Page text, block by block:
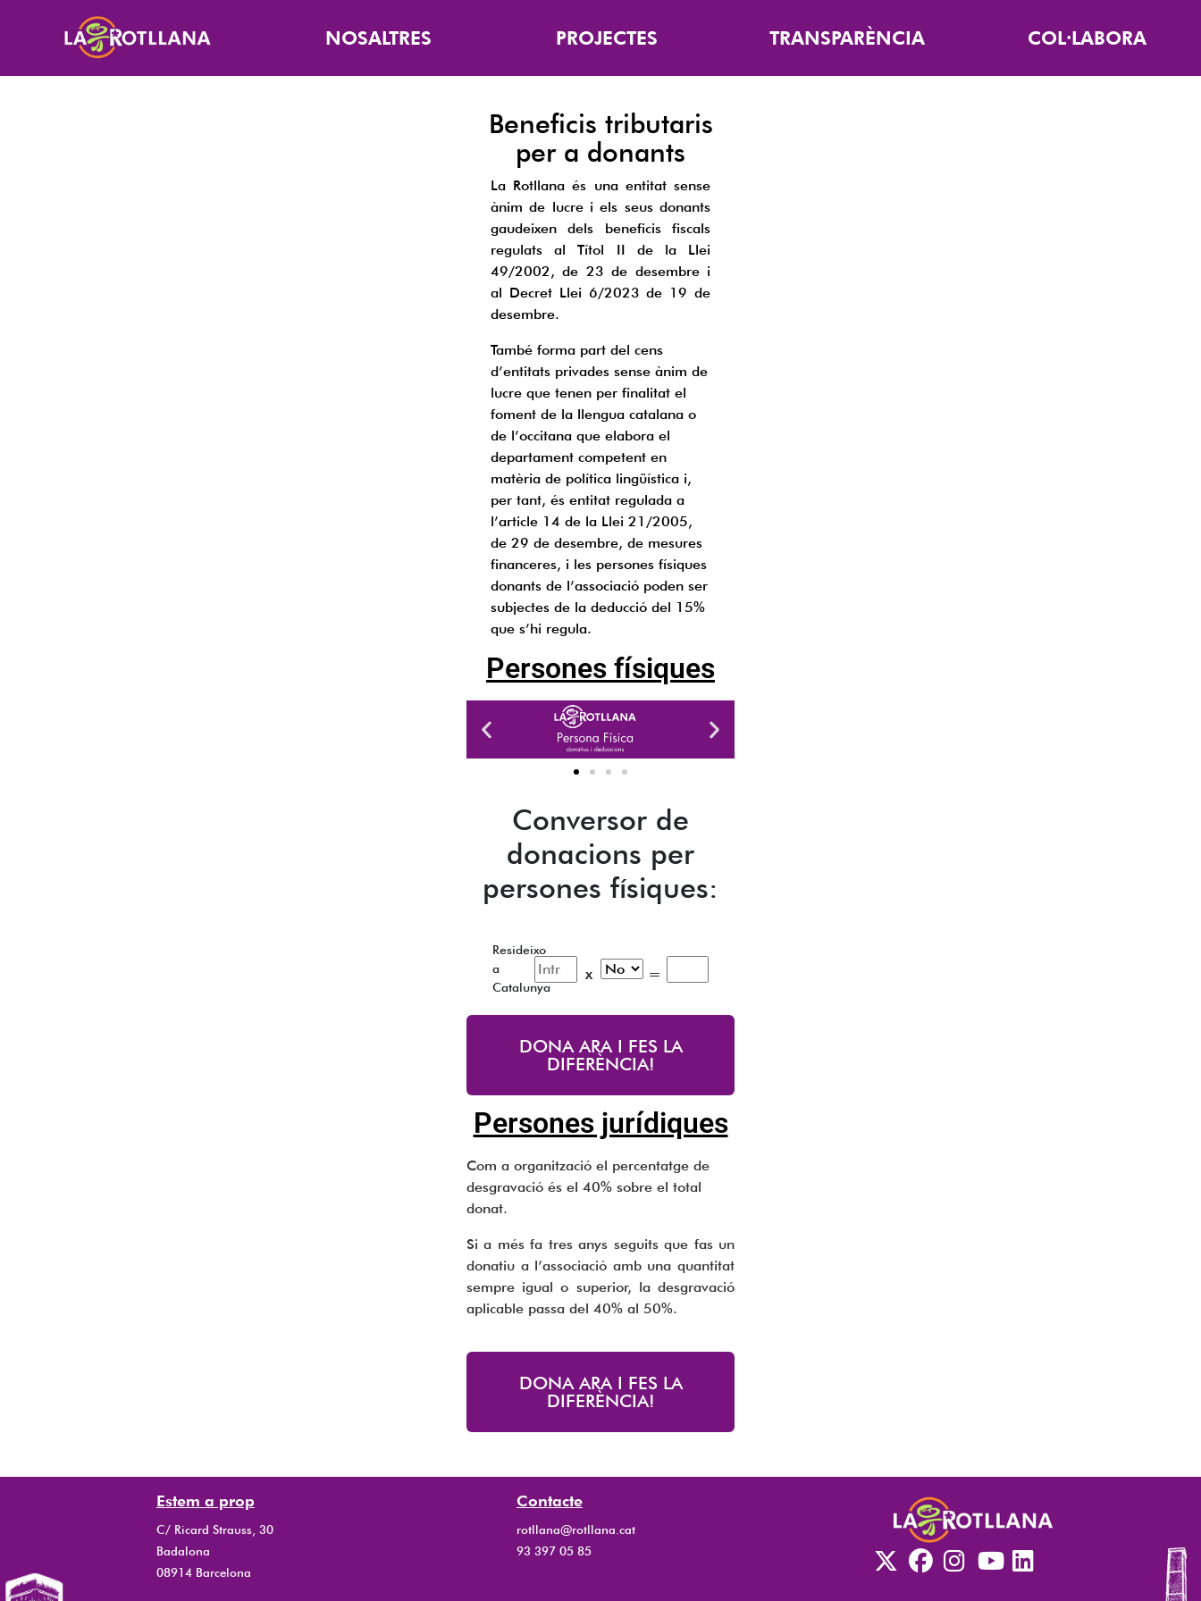
NOSALTRES PROJECTES TRANSPARÈNCIA COL·LABORA
Beneficis tributaris
per a donants
La Rotllana és una entitat sense
ànim de lucre i els seus donants
gaudeixen dels beneficis fiscals
regulats al Títol II de la Llei
49/2002, de 23 de desembre i
al Decret Llei 6/2023 de 19 de
desembre.
També forma part del cens
d’entitats privades sense ànim de
lucre que tenen per finalitat el
foment de la llengua catalana o
de l’occitana que elabora el
departament competent en
matèria de política lingüística i,
per tant, és entitat regulada a
l’article 14 de la Llei 21/2005,
de 29 de desembre, de mesures
financeres, i les persones físiques
donants de l’associació poden ser
subjectes de la deducció del 15%
que s’hi regula.
Persones físiques
Conversor de
donacions per
persones físiques:
Resideixo
a
Catalunya
x =
DONA ARA I FES LA
DIFERÈNCIA!
Persones jurídiques
Com a organització el percentatge de
desgravació és el 40% sobre el total
donat.
Si a més fa tresanys seguits que fas un
donatiu a l’associació amb una quantitat
sempre igual o superior, la desgravació
aplicable passa del 40% al 50%.
DONA ARA I FES LA
DIFERÈNCIA!
Estem a prop
C/ Ricard Strauss, 30
Badalona
08914 Barcelona
Contacte
rotllana@rotllana.cat
93 397 05 85